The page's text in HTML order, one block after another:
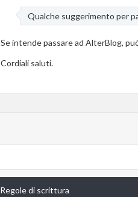
Qualche suggerimento per
Se intende passare ad AlterBlog,
Cordiali saluti.
Regole di scrittura